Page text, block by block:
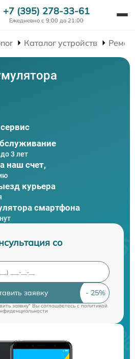
+7 (395) 278-33-61
Ежедневно с 9:00 до 21:00
Каталог устройств
3 лет
наш счет,
курьера
смартфона
со
заявку
заявку" Вы соглашаетесь cполитикой